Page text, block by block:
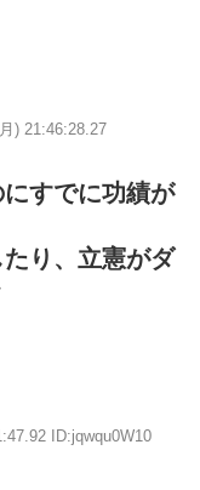
) 21:46:28.27
すでに功績が
り、立憲がダ
ID:jqwqu0W10